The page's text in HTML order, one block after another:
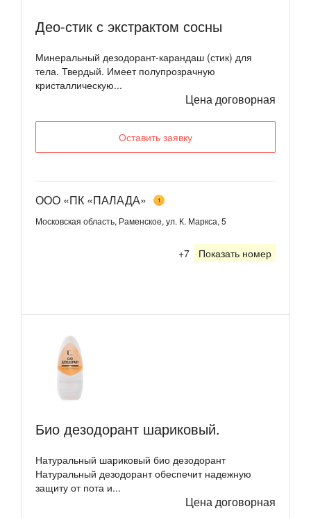
Део-стик с экстрактом сосны
Минеральный дезодорант-карандаш (стик) для
тела. Твердый. Имеет полупрозрачную
кристаллическую...
Цена договорная
Оставить заявку
ООО «ПК «ПАЛАДА» 1
Московская область, Раменское, ул. К. Маркса, 5
+7 Показать номер
Био дезодорант шариковый.
Натуральный шариковый био дезодорант
Натуральный дезодорант обеспечит надежную
защиту от пота и...
Цена договорная